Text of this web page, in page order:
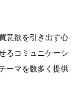
意欲を引き出す心
るコミュニケーシ
ーマを数多く提供